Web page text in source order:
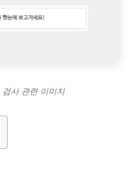
사 관련 이미지